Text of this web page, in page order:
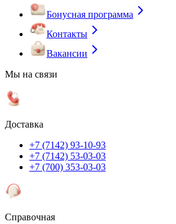
Бонусная программа
Контакты
Вакансии
Мы на связи
Доставка
+7 (7142) 93-10-93
+7 (7142) 53-03-03
+7 (700) 353-03-03
Справочная